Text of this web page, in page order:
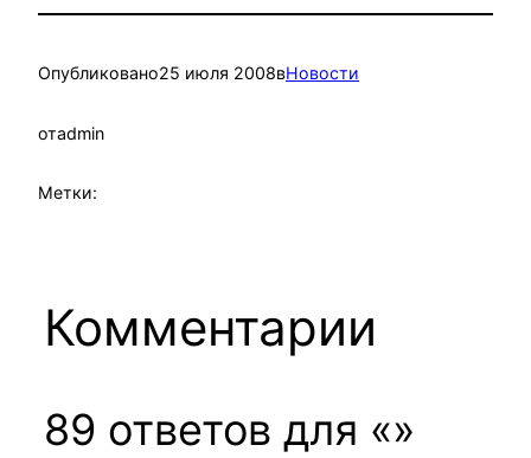
Опубликовано25 июля 2008вНовости
отadmin
Метки:
Комментарии
89 ответов для «»